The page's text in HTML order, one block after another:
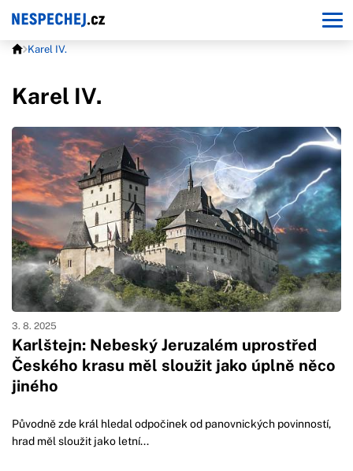
Karel IV.
Karel IV.
Karlštejn: Nebeský Jeruzalém uprostřed
Českého krasu měl sloužit jako úplně něco
jiného
3. 8. 2025
Původně zde král hledal odpočinek od panovnických povinností,
hrad měl sloužit jako letní...